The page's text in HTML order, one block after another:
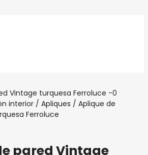
interior / Apliques / Aplique de
Ferroluce
pared Vintage